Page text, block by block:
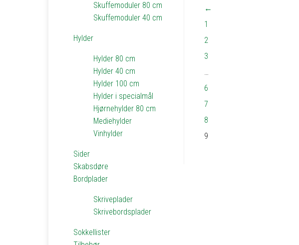
←
1
2
3
…
6
7
8
9
Skuffemoduler 80 cm
Skuffemoduler 40 cm
Hylder
Hylder 80 cm
Hylder 40 cm
Hylder 100 cm
Hylder i specialmål
Hjørnehylder 80 cm
Mediehylder
Vinhylder
Sider
Skabsdøre
Bordplader
Skriveplader
Skrivebordsplader
Sokkellister